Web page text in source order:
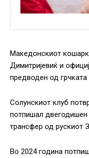
Македонскиот
Димитријевиќ и
предводен од
Солунскиот клуб
потпишал двегодишен
трансфер од рускиот
Во 2024 година